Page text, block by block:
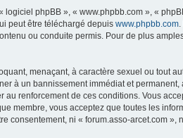
phpBB », « www.phpbb.com », «
peut être téléchargé depuis www.phpbb.com
ou conduite permis. Pour de plus
menaçant, à caractère sexuel ou tout
à un bannissement immédiat et
renforcement de ces conditions. Vous
membre, vous acceptez que toutes les
ni « forum.asso-arcet.com